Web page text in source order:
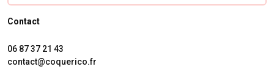
Contact
06 87 37 21 43
contact@coquerico.fr